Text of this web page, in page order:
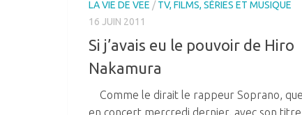
LA VIE DE VEE /TV, FILMS, SÉRIES ET MUSIQUE
16 JUIN 2011
Si j’avais eu le pouvoir de Hiro
Nakamura
Comme le dirait le rappeur Soprano, que
en concert mercredi dernier, avec son